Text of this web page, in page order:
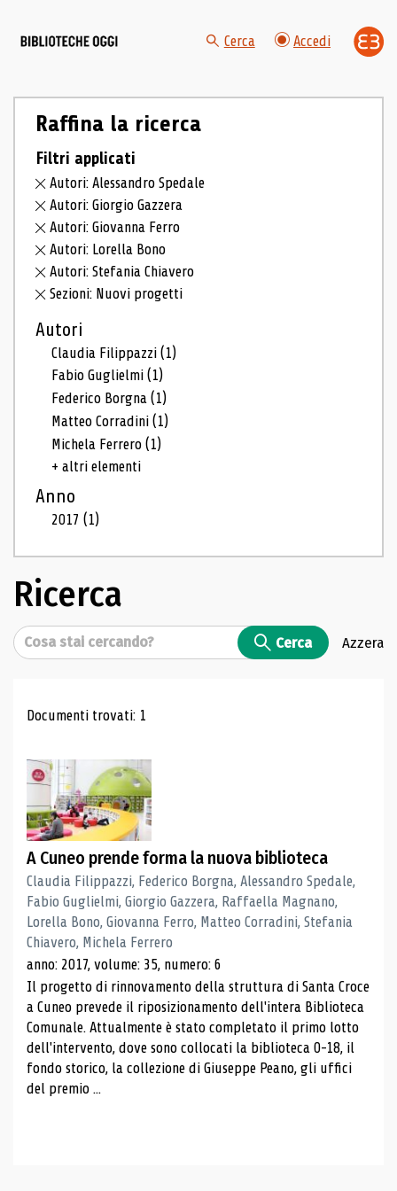
Cerca Accedi
Raffina la ricerca
Filtri applicati
Autori: Alessandro Spedale
Autori: Giorgio Gazzera
Autori: Giovanna Ferro
Autori: Lorella Bono
Autori: Stefania Chiavero
Sezioni: Nuovi progetti
Autori
Claudia Filippazzi(1)
Fabio Guglielmi(1)
Federico Borgna(1)
Matteo Corradini(1)
Michela Ferrero(1)
+ altri elementi
Anno
2017(1)
Ricerca
Cerca Cerca Azzera
Risultati di ricerca
Documenti trovati: 1
A Cuneo prende forma la nuova biblioteca
Claudia Filippazzi, Federico Borgna, Alessandro Spedale,
Fabio Guglielmi, Giorgio Gazzera, Raffaella Magnano,
Lorella Bono, Giovanna Ferro, Matteo Corradini, Stefania
Chiavero, Michela Ferrero
anno: 2017, volume: 35, numero: 6
Il progetto di rinnovamento della struttura di Santa Croce
a Cuneo prevede il riposizionamento dell'intera Biblioteca
Comunale. Attualmente è stato completato il primo lotto
dell'intervento, dove sono collocati la biblioteca 0-18, il
fondo storico, la collezione di Giuseppe Peano, gli uffici
del premio ...